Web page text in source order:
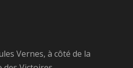
Vernes, à côté de la